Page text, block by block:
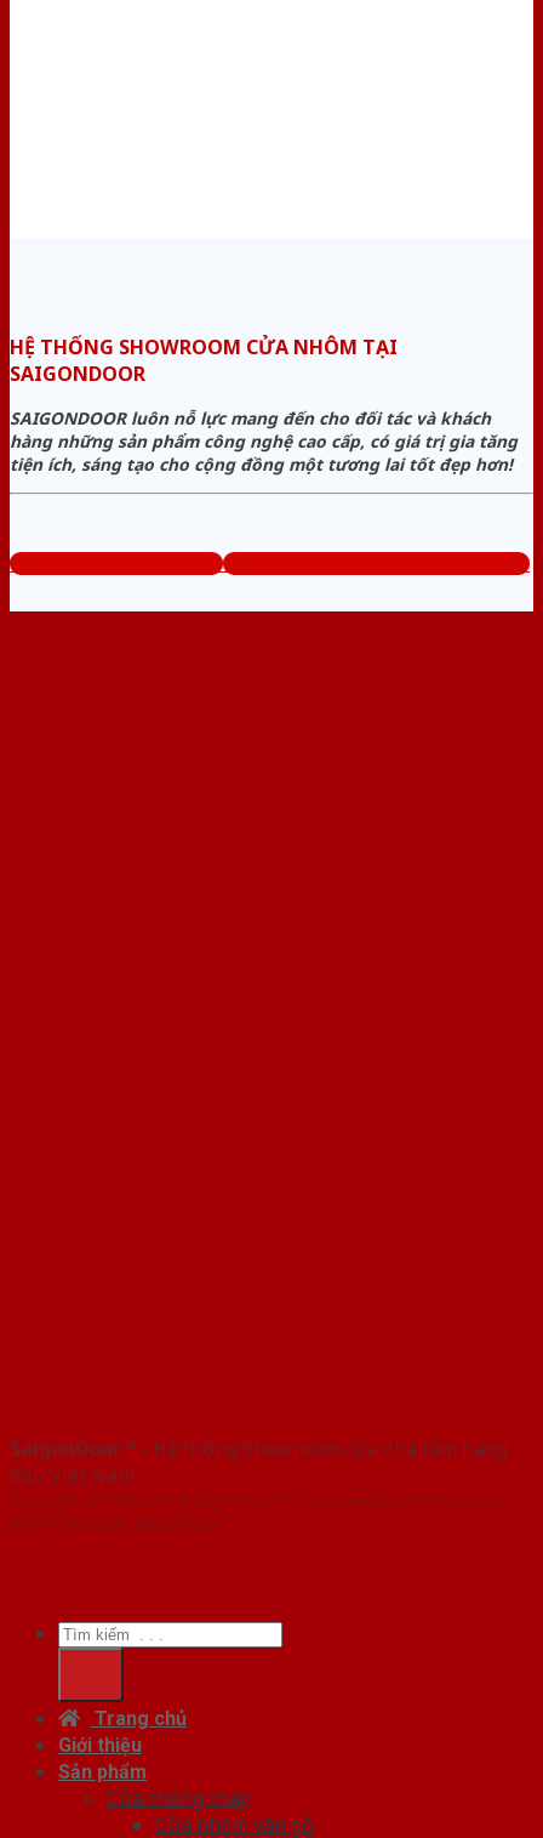
HỆ THỐNG SHOWROOM CỬA NHÔM TẠI
SAIGONDOOR
SAIGONDOOR luôn nỗ lực mang đến cho đối tác và khách
hàng những sản phẩm công nghệ cao cấp, có giá trị gia tăng
tiện ích, sáng tạo cho cộng đồng một tương lai tốt đẹp hơn!
www.baogiacuanhom.com Tổng đài tư vấn miễn phí: 0824.400.400
SaigonDoor™ - Hệ thống Showroom cửa nhà tắm hàng
đầu Việt Nam
Copyright ⓒ 2016 – 2026 SaigonDoor™ - www.baogiacuanhom.com |
Đơn vị chủ quản SaigonDoor
Tìm
kiếm:
Trang chủ
Giới thiệu
Sản phẩm
Cửa chống cháy
Cửa nhôm vân gỗ